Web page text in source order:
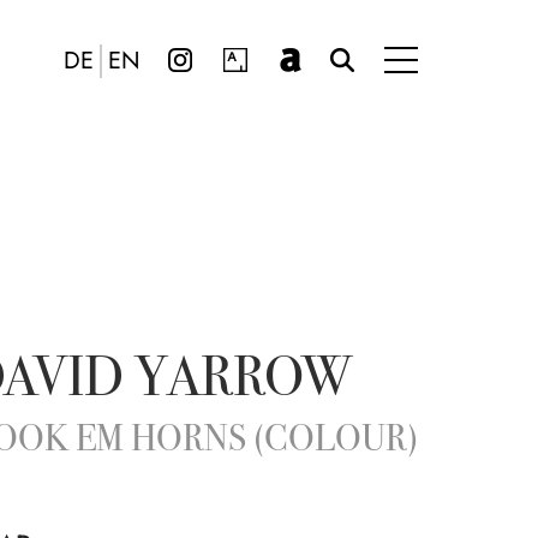
DE EN
YARROW
EM HORNS (COLOUR)